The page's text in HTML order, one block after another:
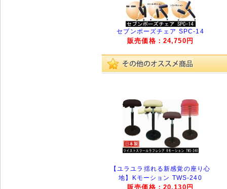
セブンポーズチェア SPC-14
販売価格：24,750円
【ユラユラ揺れる新感覚の座り心
地】Kモーション TWS-240
販売価格：20,130円